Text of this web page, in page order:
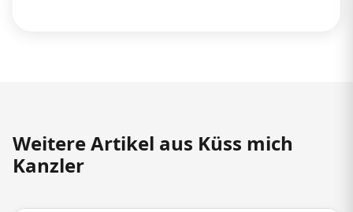
Weitere Artikel aus Küss mich
Kanzler